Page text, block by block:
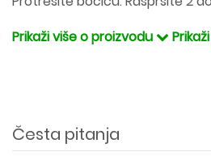
Prikaži više o proizvodu
Česta pitanja